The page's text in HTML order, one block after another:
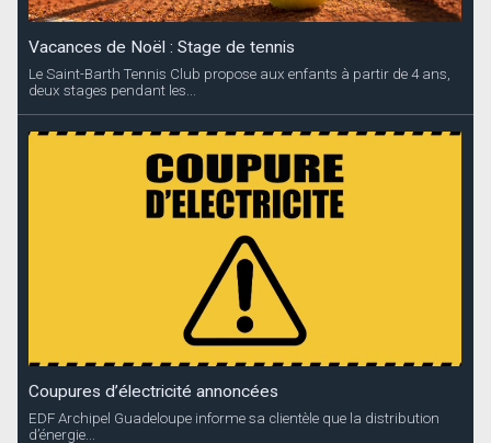
Vacances de Noël : Stage de tennis
Le Saint-Barth Tennis Club propose aux enfants à partir de 4 ans,
deux stages pendant les...
Coupures d’électricité annoncées
EDF Archipel Guadeloupe informe sa clientèle que la distribution
d’énergie...